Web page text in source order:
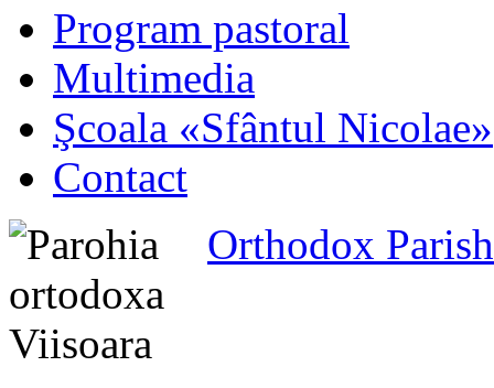
Program pastoral
Multimedia
Şcoala «Sfântul Nicolae»
Contact
Orthodox